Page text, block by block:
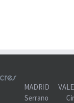
MADRID
Serrano